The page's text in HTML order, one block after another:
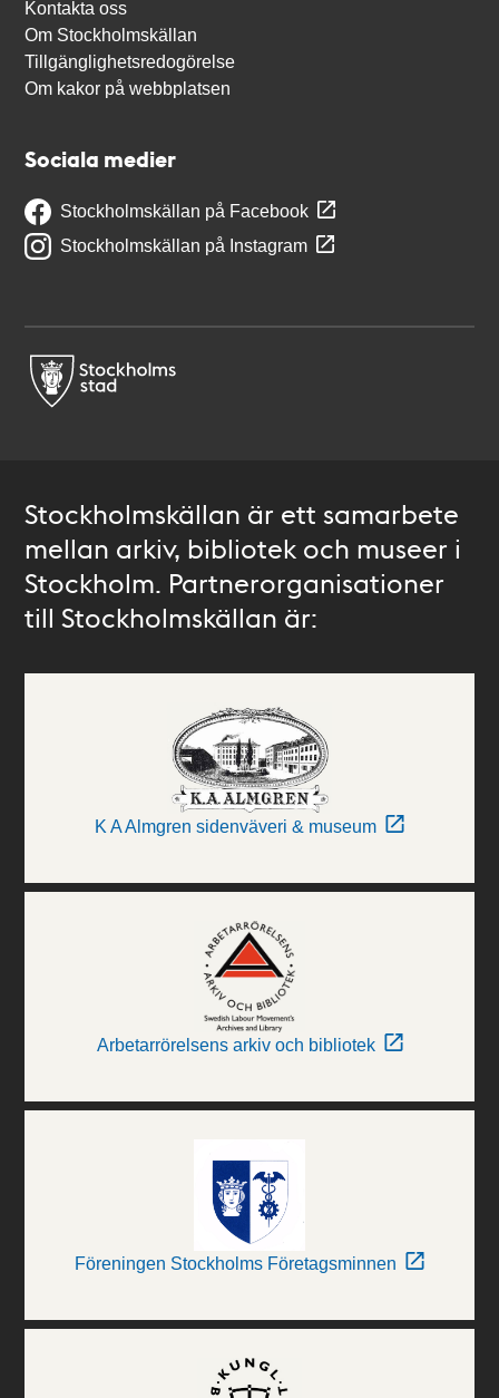
Kontakta oss
Om Stockholmskällan
Tillgänglighetsredogörelse
Om kakor på webbplatsen
Sociala medier
Stockholmskällan på Facebook
Stockholmskällan på Instagram
Stockholmskällan är ett samarbete
mellan arkiv, bibliotek och museer i
Stockholm. Partnerorganisationer
till Stockholmskällan är:
K A Almgren sidenväveri & museum
Arbetarrörelsens arkiv och bibliotek
Föreningen Stockholms Företagsminnen